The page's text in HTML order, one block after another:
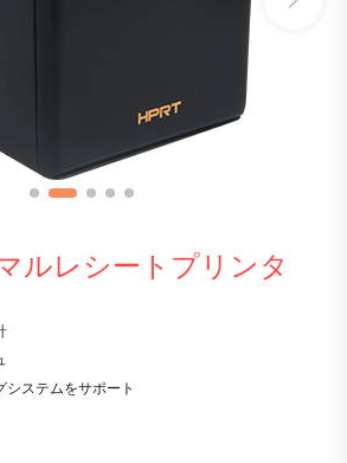
ルレシートプリンタ
ステムをサポート